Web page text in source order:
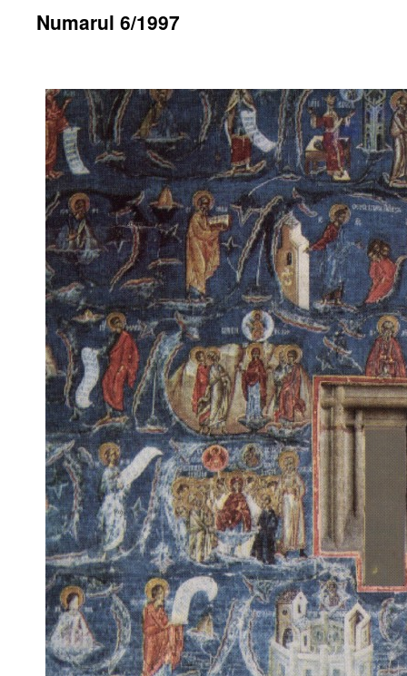
Numarul 6/1997